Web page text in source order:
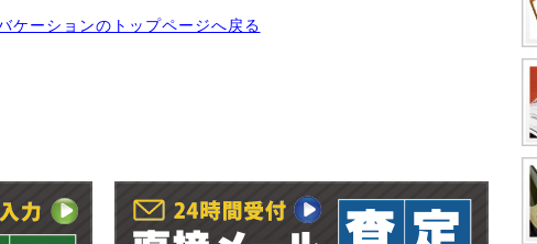
ケーションのトップページへ戻る